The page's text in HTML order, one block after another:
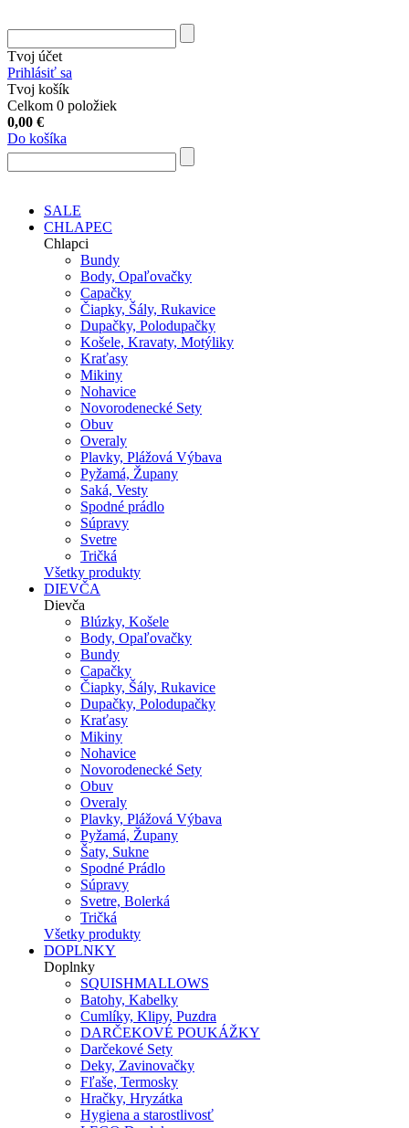
Tvoj účet
Prihlásiť sa
Tvoj košík
Celkom 0 položiek
0,00 €
Do košíka
SALE
CHLAPEC
Chlapci
Bundy
Body, Opaľovačky
Capačky
Čiapky, Šály, Rukavice
Dupačky, Polodupačky
Košele, Kravaty, Motýliky
Kraťasy
Mikiny
Nohavice
Novorodenecké Sety
Obuv
Overaly
Plavky, Plážová Výbava
Pyžamá, Župany
Saká, Vesty
Spodné prádlo
Súpravy
Svetre
Tričká
Všetky produkty
DIEVČA
Dievča
Blúzky, Košele
Body, Opaľovačky
Bundy
Capačky
Čiapky, Šály, Rukavice
Dupačky, Polodupačky
Kraťasy
Mikiny
Nohavice
Novorodenecké Sety
Obuv
Overaly
Plavky, Plážová Výbava
Pyžamá, Župany
Šaty, Sukne
Spodné Prádlo
Súpravy
Svetre, Bolerká
Tričká
Všetky produkty
DOPLNKY
Doplnky
SQUISHMALLOWS
Batohy, Kabelky
Cumlíky, Klipy, Puzdra
DARČEKOVÉ POUKÁŽKY
Darčekové Sety
Deky, Zavinovačky
Fľaše, Termosky
Hračky, Hryzátka
Hygiena a starostlivosť